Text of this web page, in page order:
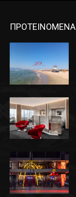
ΠΡΟΤΕΙΝΟΜΕΝΑ